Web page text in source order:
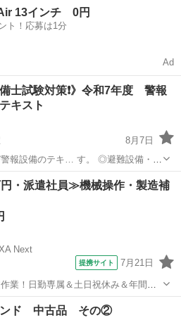
防災、セキュリティ
13インチ 0円
ト！応募は1分
Ad
士試験対策❗》令和7年度 警報
キスト
8月7日
報設備のテキ… す。 ◎避難設備・ 消
参考書 消防設備士
・派遣社員≫機械操作・製造補
Next
提携サイト 7月21日
業！日勤専属＆土日祝休み＆年間休
★マイカー通勤OK＆無料駐車場あり
！《茨城県常陸大宮市》 人気の
その他
ンド 中古品 その②